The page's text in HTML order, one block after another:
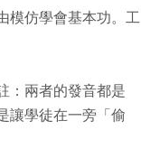
模仿學會基本功。工
：兩者的發音都是
讓學徒在一旁「偷